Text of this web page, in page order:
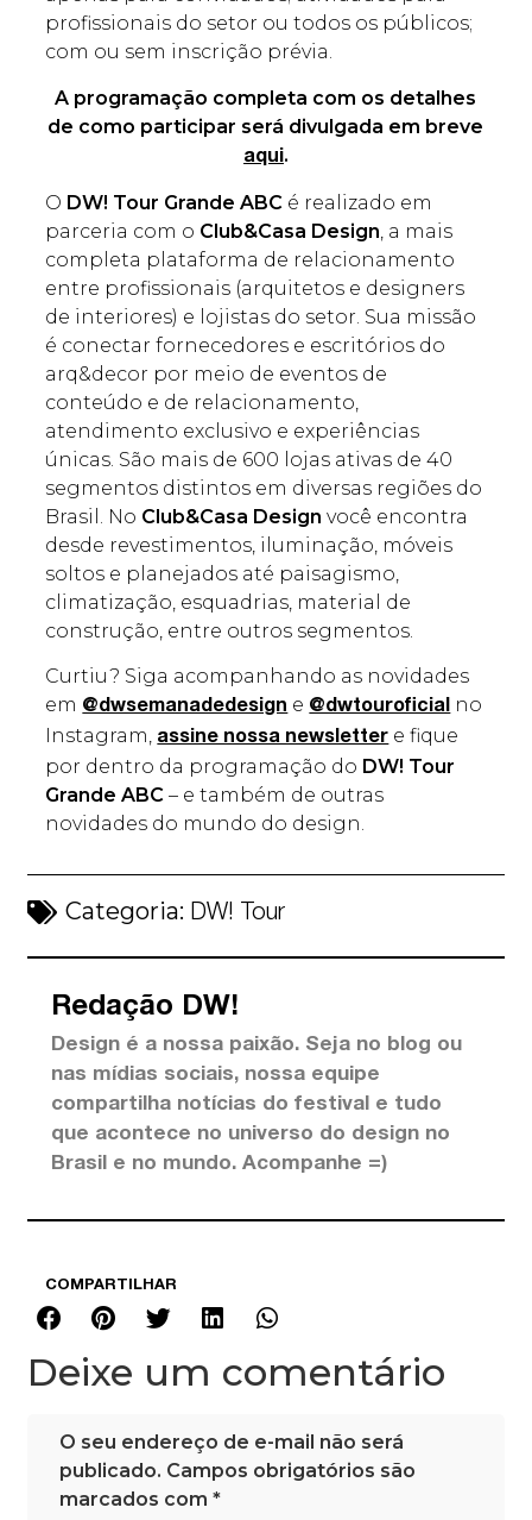
profissionais do setor ou todos os públicos;
com ou sem inscrição prévia.
A programação completa com os detalhes
de como participar será divulgada em breve
aqui.
O DW! Tour Grande ABC é realizado em
parceria com o Club&Casa Design, a mais
completa plataforma de relacionamento
entre profissionais (arquitetos e designers
de interiores) e lojistas do setor. Sua missão
é conectar fornecedores e escritórios do
arq&decor por meio de eventos de
conteúdo e de relacionamento,
atendimento exclusivo e experiências
únicas. São mais de 600 lojas ativas de 40
segmentos distintos em diversas regiões do
Brasil. No Club&Casa Designvocê encontra
desde revestimentos, iluminação, móveis
soltos e planejados até paisagismo,
climatização, esquadrias, material de
construção, entre outros segmentos.
Curtiu? Siga acompanhando as novidades
em @dwsemanadedesign e @dwtouroficial no
Instagram, assine nossa newsletter e fique
por dentro da programação do DW! Tour
Grande ABC – e também de outras
novidades do mundo do design.
Categoria: DW! Tour
Redação DW!
Design é a nossa paixão. Seja no blog ou
nas mídias sociais, nossa equipe
compartilha notícias do festival e tudo
que acontece no universo do design no
Brasil e no mundo. Acompanhe =)
COMPARTILHAR
Deixe um comentário
O seu endereço de e-mail não será
publicado. Campos obrigatórios são
marcados com*